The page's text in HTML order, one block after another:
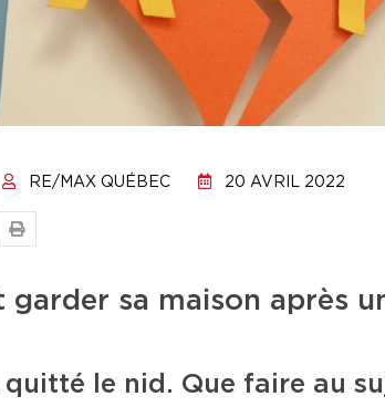
RE/MAX QUÉBEC 20 AVRIL 2022
garder sa maison après
quitté le nid. Que faire au